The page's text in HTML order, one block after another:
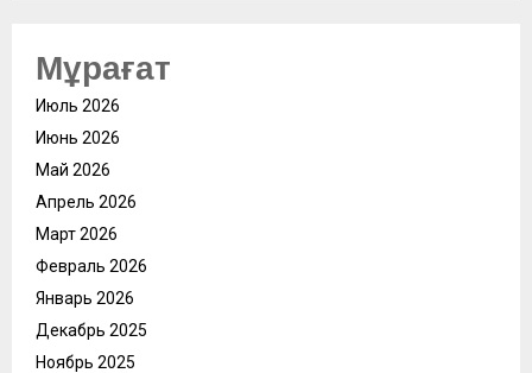
Мұрағат
Июль 2026
Июнь 2026
Май 2026
Апрель 2026
Март 2026
Февраль 2026
Январь 2026
Декабрь 2025
Ноябрь 2025